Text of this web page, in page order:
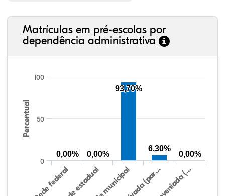
Matrículas em pré-escolas por
dependência administrativa
Percentual
Rede federalRede estadual
0
50
100
0,00% 0,00%
93,70%
6,30%
0,00%